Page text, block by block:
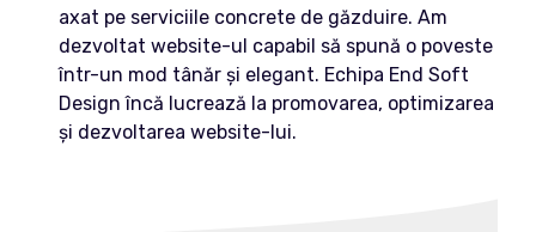
axat pe serviciile concrete de găzduire. Am
dezvoltat website-ul capabil să spună o poveste
într-un mod tânăr și elegant. Echipa End Soft
Design încă lucrează la promovarea, optimizarea
și dezvoltarea website-lui.